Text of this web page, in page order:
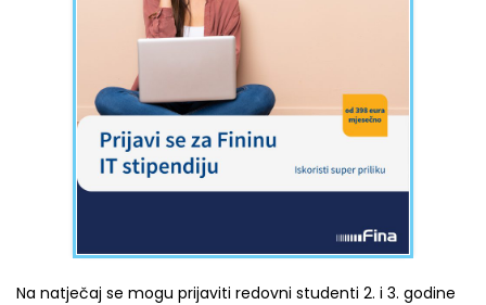
Na natječaj se mogu prijaviti redovni studenti 2. i 3. godine